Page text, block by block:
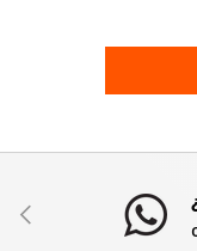
ANTERIOR